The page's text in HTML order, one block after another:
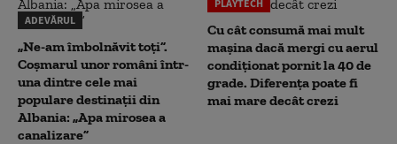
ADEVĂRUL
„Ne-am îmbolnăvit toți”.
Coșmarul unor români într-
una dintre cele mai
populare destinații din
Albania: „Apa mirosea a
canalizare”
PLAYTECH
Cu cât consumă mai mult
mașina dacă mergi cu aerul
condiționat pornit la 40 de
grade. Diferența poate fi
mai mare decât crezi